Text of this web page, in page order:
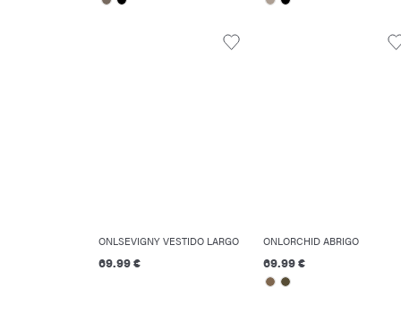
ONLSEVIGNY VESTIDO LARGO
69.99 €
ONLORCHID ABRIGO
69.99 €